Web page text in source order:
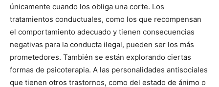
únicamente cuando los obliga una corte. Los
tratamientos conductuales, como los que recompensan
el comportamiento adecuado y tienen consecuencias
negativas para la conducta ilegal, pueden ser los más
prometedores. También se están explorando ciertas
formas de psicoterapia. A las personalidades antisociales
que tienen otros trastornos, como del estado de ánimo o